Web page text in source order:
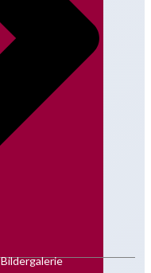
Bildergalerie